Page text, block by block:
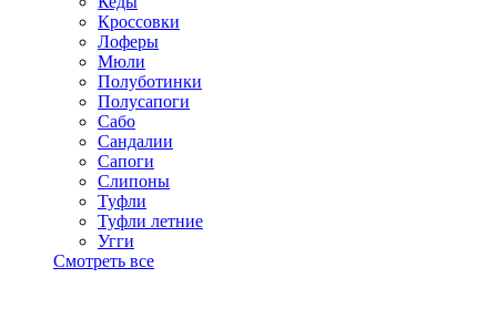
Кроссовки
Лоферы
Мюли
Полуботинки
Полусапоги
Сабо
Сандалии
Сапоги
Слипоны
Туфли
Туфли летние
Угги
Смотреть все